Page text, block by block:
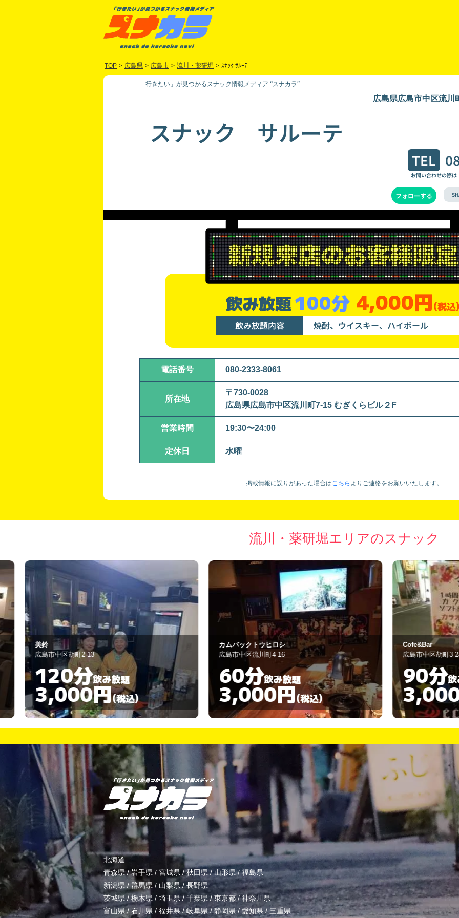
TOP > 広島県 > 広島市 > 流川・薬研堀 > ｽﾅｯｸ ｻﾙｰﾃ
「行きたい」が見つかるスナック情報メディア “スナカラ”
広島県広島市中区流川
スナック サルーテ
TEL
お問い合わせの際
フォローする
飲み放題100分 4,000円(税込
飲み放題内容 焼酎、ウイスキー、ハイボール
電話番号 080-2333-8061
所在地
〒730-0028
広島県広島市中区流川町7-15 むぎくらビル２F
営業時間 19:30〜24:00
定休日 水曜
掲載情報に誤りがあった場合はこちら より ご連絡をお願いいたします。
流川・薬研堀エリアのスナック
カムバックトウヒロシ
広島市中区流川町4-16
60分飲み放題
3,000円(税込)
Cofe&Bar Secret Garden
広島市中区胡町3-24
90分飲み放題
3,000円(税込)
北海道
青森県/岩手県 / 宮城県 /秋田県 /山形県/福島県
新潟県 / 群馬県 / 山梨県/長野県
茨城県 / 栃木県 / 埼玉県/ 千葉県 /東京都/神奈川県
富山県/ 石川県 / 福井県/岐阜県/静岡県/ 愛知県 / 三重県